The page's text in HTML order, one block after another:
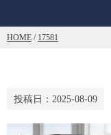
HOME / 17581
投稿日： 2025-08-09